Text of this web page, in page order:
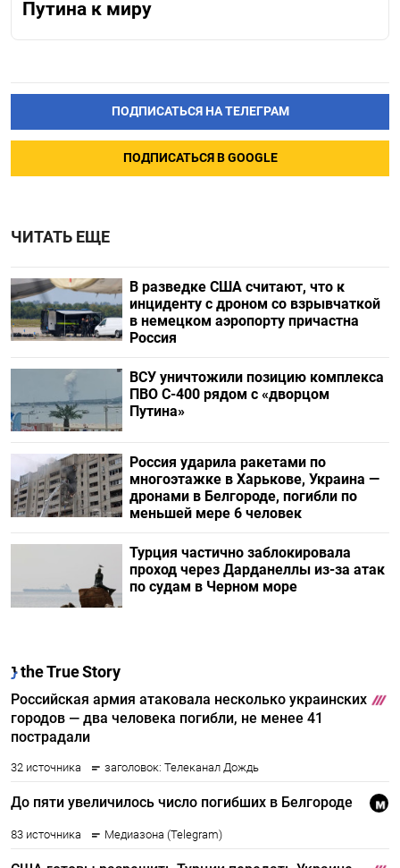
Путина к миру
ПОДПИСАТЬСЯ НА ТЕЛЕГРАМ
ПОДПИСАТЬСЯ В GOOGLE
ЧИТАТЬ ЕЩЕ
В разведке США считают, что к
инциденту с дроном со взрывчаткой
в немецком аэропорту причастна
Россия
ВСУ уничтожили позицию комплекса
ПВО С-400 рядом с «дворцом
Путина»
Россия ударила ракетами по
многоэтажке в Харькове, Украина —
дронами в Белгороде, погибли по
меньшей мере 6 человек
Турция частично заблокировала
проход через Дарданеллы из-за атак
по судам в Черном море